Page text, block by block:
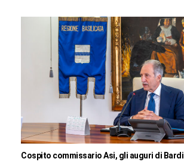
Cospito commissario Asi, gli auguri di Bardi